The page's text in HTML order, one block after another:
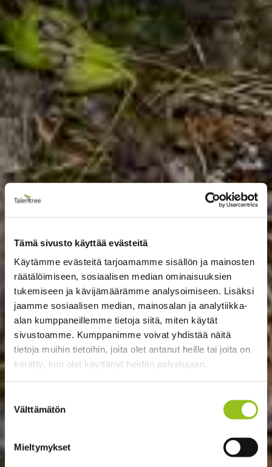
Tämä sivusto käyttää evästeitä
Käytämme evästeitä tarjoamamme sisällön ja mainosten
räätälöimiseen, sosiaalisen median ominaisuuksien
tukemiseen ja kävijämäärämme analysoimiseen. Lisäksi
jaamme sosiaalisen median, mainosalan ja analytiikka-
alan kumppaneillemme tietoja siitä, miten käytät
sivustoamme. Kumppanimme voivat yhdistää näitä
tietoja muihin tietoihin, joita olet antanut heille tai joita on
kerätty, kun olet käyttänyt heidän palvelujaan.
valinta
Välttämätön
Mieltymykset